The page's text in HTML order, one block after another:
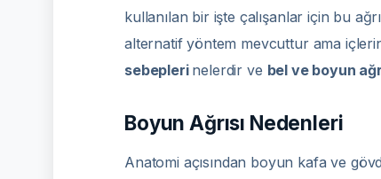
kullanılan bir işte çalışanlar için bu
alternatif yöntem mevcuttur ama
sebepleri nelerdir ve bel ve boyun
Boyun Ağrısı Nedenleri
Anatomi açısından boyun kafa ve